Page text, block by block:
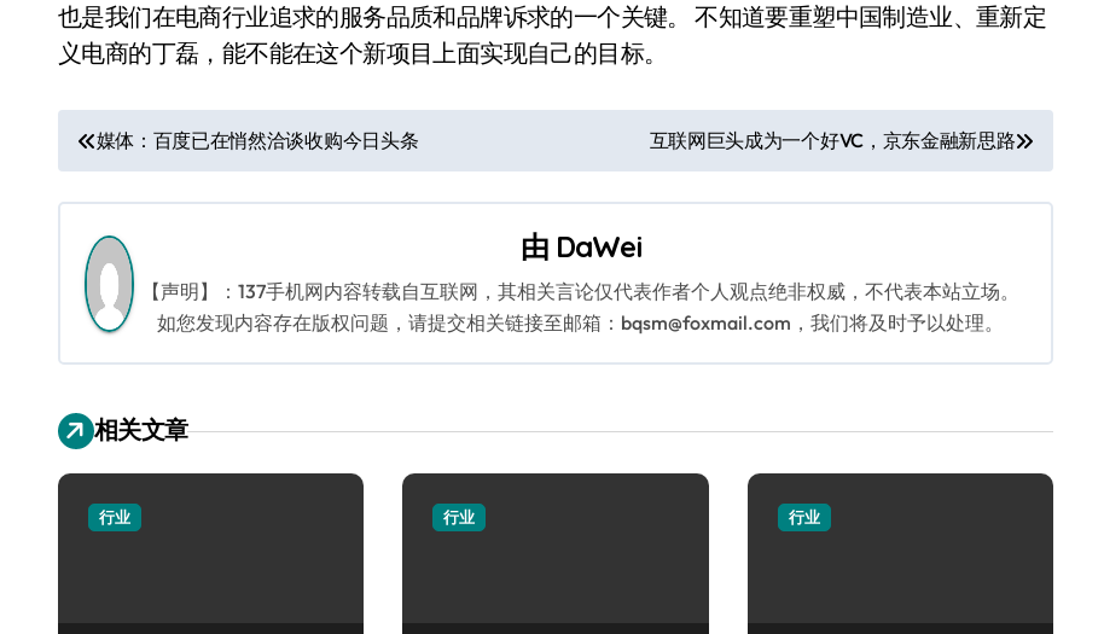
也是我们在电商行业追求的服务品质和品牌诉求的一个关键。 不知道要重塑中国制造业、重新定
义电商的丁磊，能不能在这个新项目上面实现自己的目标。
文
章
导
航
媒体：百度已在悄然洽谈收购今日头条 互联网巨头成为一个好VC，京东金融新思路
由 DaWei
【声明】：137手机网内容转载自互联网，其相关言论仅代表作者个人观点绝非权威，不代表本站立场。
如您发现内容存在版权问题，请提交相关链接至邮箱：bqsm@foxmail.com，我们将及时予以处理。
相关文章
行业 行业 行业